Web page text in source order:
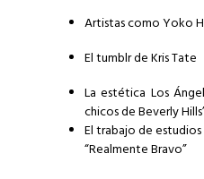
Artistas comoYoko
El tumblr deKris Tate
La estética Los
chicos de Beverly
El trabajo de
“Realmente Bravo”